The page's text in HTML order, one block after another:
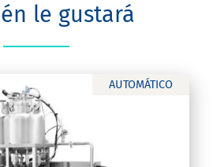
le gustará
AUTOMÁTICO